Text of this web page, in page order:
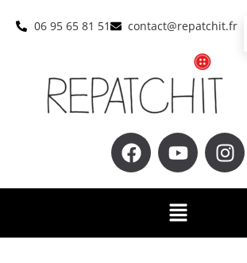
06 95 65 81 51 contact@repatchit.fr